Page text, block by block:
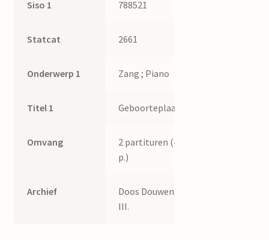
Siso 1 788521
Statcat 2661
Onderwerp 1 Zang ; Piano
Titel 1 Geboorteplaats
Omvang
2 partituren (4
p.)
Archief
Doos Douwenga
III.